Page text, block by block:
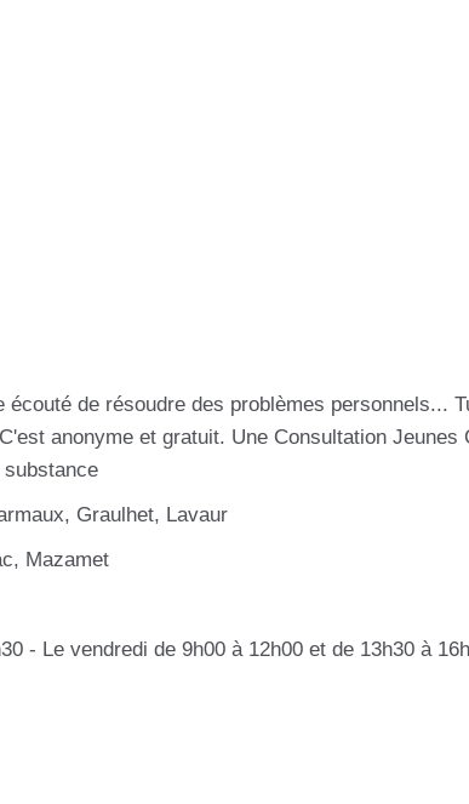
de résoudre des problèmes personnels...
anonyme et gratuit. Une Consultation
Graulhet, Lavaur
Mazamet
- Le vendredi de 9h00 à 12h00 et de 13h30 à